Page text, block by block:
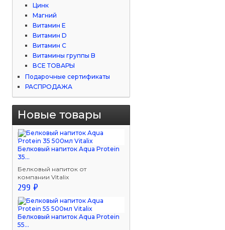
Цинк
Магний
Витамин Е
Витамин D
Витамин С
Витамины группы B
ВСЕ ТОВАРЫ
Подарочные сертификаты
РАСПРОДАЖА
Новые товары
Белковый напиток Aqua Protein
35...
Белковый напиток от
компании Vitalix
299 ₽
Белковый напиток Aqua Protein
55...